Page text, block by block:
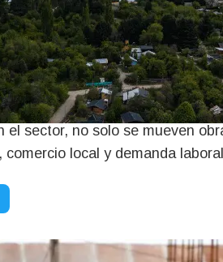
el sector, no solo se mueven
local y demanda